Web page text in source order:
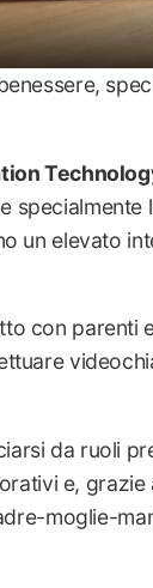
specialmente
un elevato
con parenti
da ruoli
e, grazie
moglie-